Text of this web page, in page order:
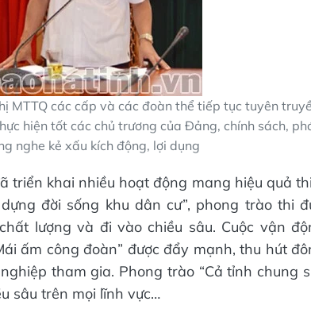
MTTQ các cấp và các đoàn thể tiếp tục tuyên
hiện tốt các chủ trương của Đảng, chính sách,
nghe kẻ xấu kích động, lợi dụng
triển khai nhiều hoạt động mang hiệu quả
đời sống khu dân cư”, phong trào thi
lượng và đi vào chiều sâu. Cuộc vận
ấm công đoàn” được đẩy mạnh, thu hút
tham gia. Phong trào “Cả tỉnh chung
sâu trên mọi lĩnh vực…